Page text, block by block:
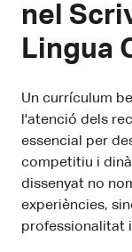
nel
Lingua
Un currículum
l'atenció dels
essencial per
competitiu i
dissenyat no
experiències,
professionalitat